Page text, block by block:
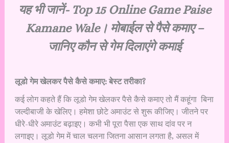
यह भी जानें- Top 15 Online Game Paise
Kamane Wale। मोबाईल से पैसे कमाए –
जानिए कौन से गेम दिलाएंगे कमाई
लूडो गेम खेलकर पैसे कैसे कमाए: बेस्ट तरीका?
कई लोग कहते हैं कि लूडो गेम खेलकर पैसे कैसे कमाए तो मैं कहूंगा बिना
जल्दीबाजी के खेलिए। हमेशा छोटे अमाउंट से शुरू कीजिए। जीतने पर
धीरे-धीरे अमाउंट बढ़ाइए। कभी भी पूरा पैसा एक साथ दांव पर न
लगाइए। लूडो गेम में चाल चलना जितना आसान लगता है, असल में